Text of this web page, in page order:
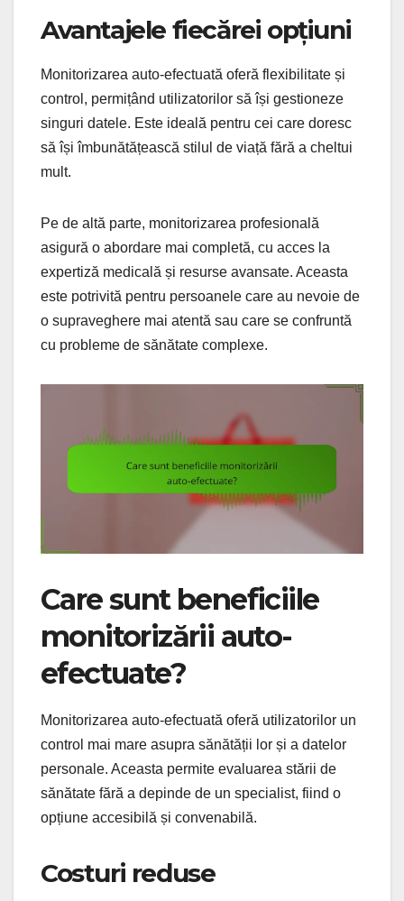
Avantajele fiecărei opțiuni
Monitorizarea auto-efectuată oferă flexibilitate și
control, permițând utilizatorilor să își gestioneze
singuri datele. Este ideală pentru cei care doresc
să își îmbunătățească stilul de viață fără a cheltui
mult.
Pe de altă parte, monitorizarea profesională
asigură o abordare mai completă, cu acces la
expertiză medicală și resurse avansate. Aceasta
este potrivită pentru persoanele care au nevoie de
o supraveghere mai atentă sau care se confruntă
cu probleme de sănătate complexe.
Care sunt beneficiile
monitorizării auto-
efectuate?
Monitorizarea auto-efectuată oferă utilizatorilor un
control mai mare asupra sănătății lor și a datelor
personale. Aceasta permite evaluarea stării de
sănătate fără a depinde de un specialist, fiind o
opțiune accesibilă și convenabilă.
Costuri reduse